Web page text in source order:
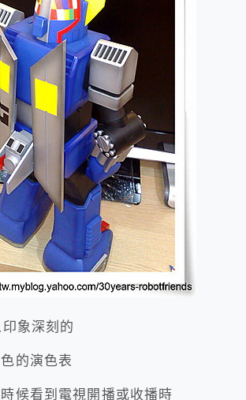
象深刻的
的演色表
候看到電視開播或收播時